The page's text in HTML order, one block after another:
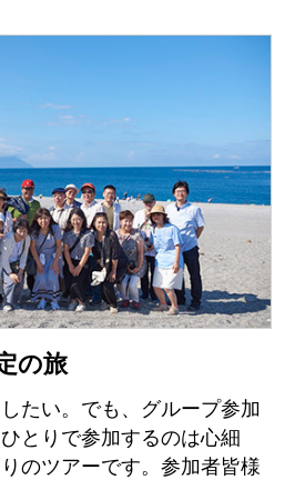
の旅
たい。でも、グループ参加
とりで参加するのは心細
のツアーです。参加者皆様